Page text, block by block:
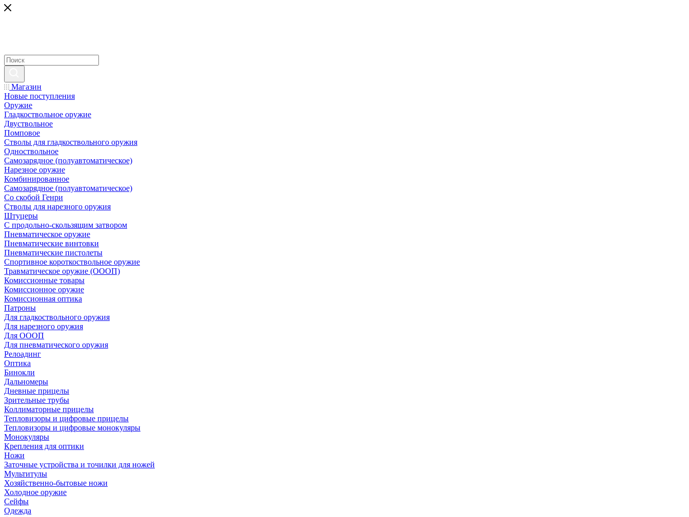
Магазин
Новые поступления
Оружие
Гладкоствольное оружие
Двуствольное
Помповое
Стволы для гладкоствольного оружия
Одноствольное
Самозарядное (полуавтоматическое)
Нарезное оружие
Комбинированное
Самозарядное (полуавтоматическое)
Со скобой Генри
Стволы для нарезного оружия
Штуцеры
С продольно-скользящим затвором
Пневматическое оружие
Пневматические винтовки
Пневматические пистолеты
Спортивное короткоствольное оружие
Травматическое оружие (ОООП)
Комиссионные товары
Комиссионное оружие
Комиссионная оптика
Патроны
Для гладкоствольного оружия
Для нарезного оружия
Для ОООП
Для пневматического оружия
Релоадинг
Оптика
Бинокли
Дальномеры
Дневные прицелы
Зрительные трубы
Коллиматорные прицелы
Тепловизоры и цифровые прицелы
Тепловизоры и цифровые монокуляры
Монокуляры
Крепления для оптики
Ножи
Заточные устройства и точилки для ножей
Мультитулы
Хозяйственно-бытовые ножи
Холодное оружие
Сейфы
Одежда